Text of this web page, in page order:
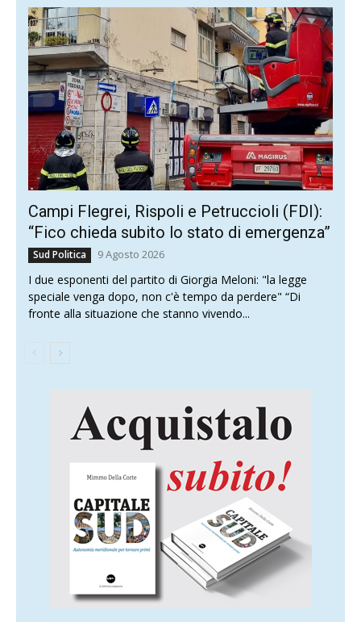
Campi Flegrei, Rispoli e Petruccioli (FDI):
“Fico chieda subito lo stato di emergenza”
Sud Politica 9 Agosto 2026
I due esponenti del partito di Giorgia Meloni: "la legge
speciale venga dopo, non c'è tempo da perdere" “Di
fronte alla situazione che stanno vivendo...